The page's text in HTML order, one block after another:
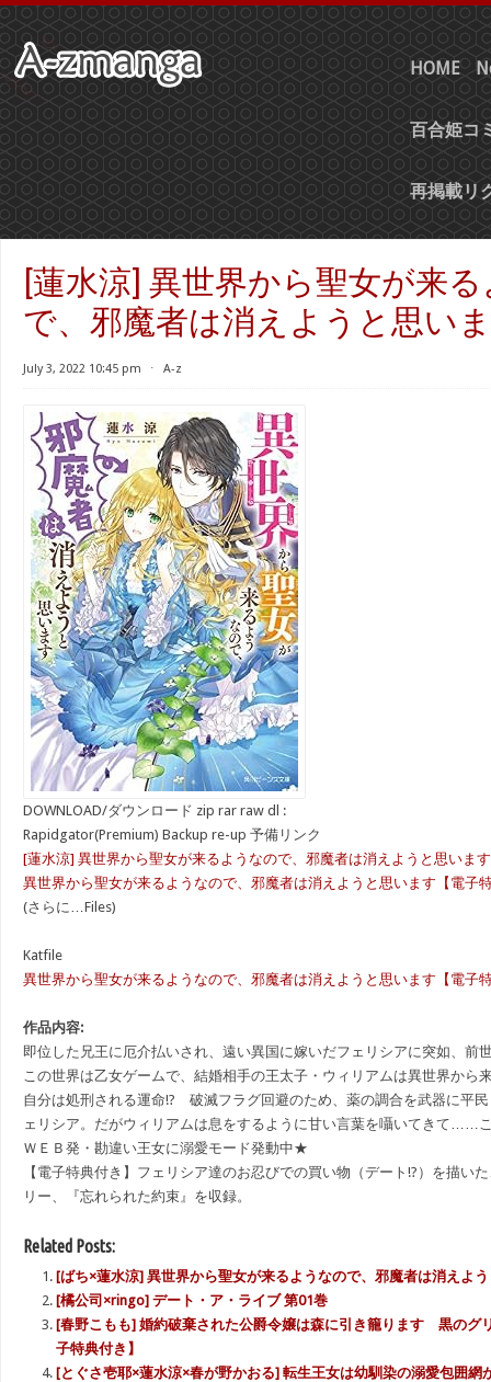
HOME
百合姫コ
再掲載リ
[蓮水涼] 異世界から聖女が来
で、邪魔者は消えようと思い
July 3, 2022 10:45 pm ⋅ A-z
DOWNLOAD/ダウンロード zip rar raw dl :
Rapidgator(Premium) Backup re-up 予備リンク
[蓮水涼] 異世界から聖女が来るようなので、邪魔者は消えようと思いま
異世界から聖女が来るようなので、邪魔者は消えようと思います【電子
(さらに…Files)
Katfile
異世界から聖女が来るようなので、邪魔者は消えようと思います【電子
作品内容:
即位した兄王に厄介払いされ、遠い異国に嫁いだフェリシアに突如、
この世界は乙女ゲームで、結婚相手の王太子・ウィリアムは異世界から
自分は処刑される運命!? 破滅フラグ回避のため、薬の調合を武器に平
ェリシア。だがウィリアムは息をするように甘い言葉を囁いてきて……
ＷＥＢ発・勘違い王女に溺愛モード発動中★
【電子特典付き】フェリシア達のお忍びでの買い物（デート!?）を描い
リー、『忘れられた約束』を収録。
Related Posts:
[ばち×蓮水涼] 異世界から聖女が来るようなので、邪魔者は消えよ
[橘公司×ringo] デート・ア・ライブ 第01巻
[春野こもも] 婚約破棄された公爵令嬢は森に引き籠ります 黒のグ
子特典付き】
[とぐさ壱耶×蓮水涼×春が野かおる] 転生王女は幼馴染の溺愛包囲網